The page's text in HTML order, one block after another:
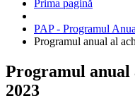
Prima pagină
PAP - Programul
Programul anual al
Programul
2023